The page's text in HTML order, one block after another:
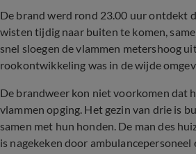
De brand werd rond 23.00 uur ontdekt
wisten tijdig naar buiten te komen,
snel sloegen de vlammen metershoog
rookontwikkeling was in de wijde
De brandweer kon niet voorkomen dat
vlammen opging. Het gezin van drie is
samen met hun honden. De man des
is nagekeken door ambulancepersoneel